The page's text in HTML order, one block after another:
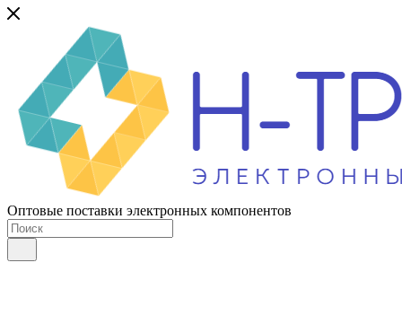
Оптовые поставки электронных компонентов